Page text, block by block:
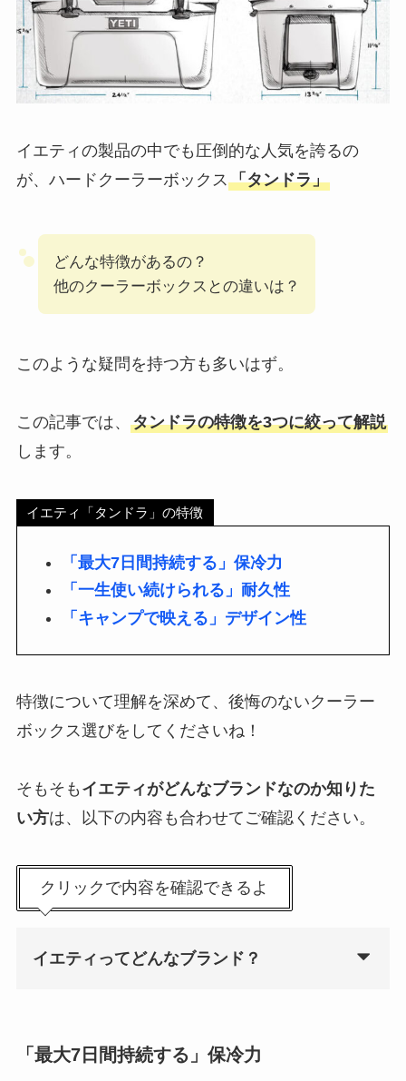
イエティの製品の中でも圧倒的な人気を誇るの
が、ハードクーラーボックス 「タンドラ」
どんな特徴があるの？
他のクーラーボックスとの違いは？
このような疑問を持つ方も多いはず。
この記事では、 タンドラの特徴を3つに絞って解説
します。
イエティ「タンドラ」の特徴
「最大7日間持続する」保冷力
「一生使い続けられる」耐久性
「キャンプで映える」デザイン性
特徴について理解を深めて、後悔のないクーラー
ボックス選びをしてくださいね！
そもそも イエティがどんなブランドなのか知りた
い方は、以下の内容も合わせてご確認ください。
クリックで内容を確認できるよ
イエティってどんなブランド？
「最大7日間持続する」保冷力